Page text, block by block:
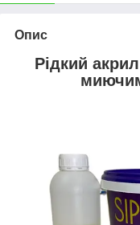
Опис
Рідкий